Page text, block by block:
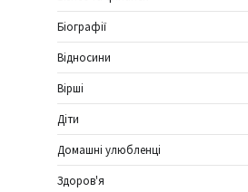
Біографії
Відносини
Вірші
Діти
Домашні улюбленці
Здоров'я